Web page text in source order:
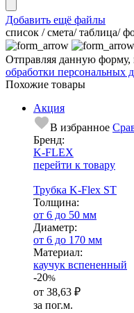
Добавить ещё файлы
cписок / смета/ таблица/
Отправляя данную форму,
обработки персональных
Похожие товары
Акция
В избранное
Бренд:
K-FLEX
перейти к товару
Трубка K-Flex ST
Тол­щи­на:
от 6 до 50 мм
Диаметр:
от 6 до 170 мм
Ма­­те­­ри­­ал:
каучук вспененный
-20%
от 38,63 ₽
за пог.м.